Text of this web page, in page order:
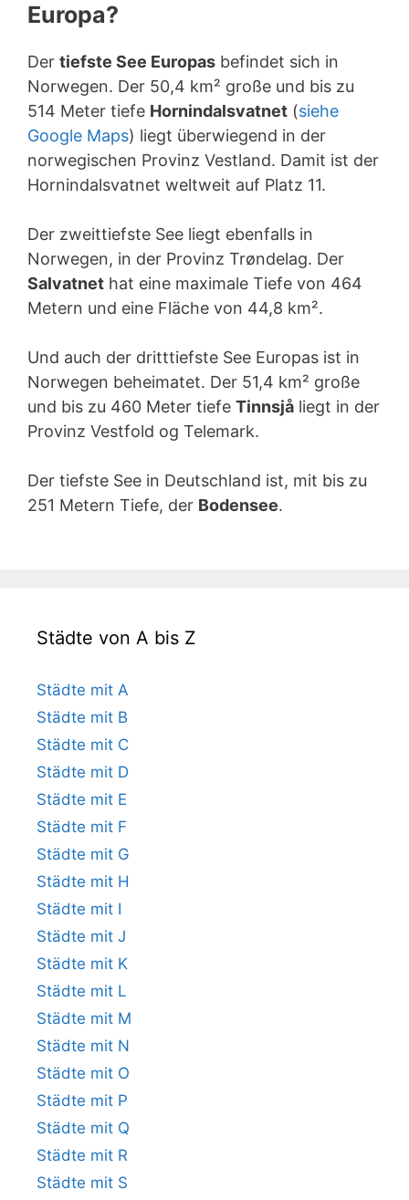
Europa?
Der tiefste See Europas befindet sich in
Norwegen. Der 50,4 km² große und bis zu
514 Meter tiefe Hornindalsvatnet (siehe
Google Maps) liegt überwiegend in der
norwegischen Provinz Vestland. Damit ist der
Hornindalsvatnet weltweit auf Platz 11.
Der zweittiefste See liegt ebenfalls in
Norwegen, in der Provinz Trøndelag. Der
Salvatnet hat eine maximale Tiefe von 464
Metern und eine Fläche von 44,8 km².
Und auch der dritttiefste See Europas ist in
Norwegen beheimatet. Der 51,4 km² große
und bis zu 460 Meter tiefe Tinnsjå liegt in der
Provinz Vestfold og Telemark.
Der tiefste See in Deutschland ist, mit bis zu
251 Metern Tiefe, der Bodensee.
Städte von A bis Z
Städte mit A
Städte mit B
Städte mit C
Städte mit D
Städte mit E
Städte mit F
Städte mit G
Städte mit H
Städte mit I
Städte mit J
Städte mit K
Städte mit L
Städte mit M
Städte mit N
Städte mit O
Städte mit P
Städte mit Q
Städte mit R
Städte mit S